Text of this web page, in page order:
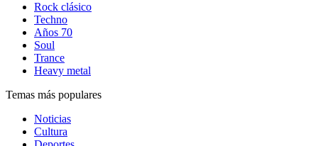
Rock clásico
Techno
Años 70
Soul
Trance
Heavy metal
Temas más populares
Noticias
Cultura